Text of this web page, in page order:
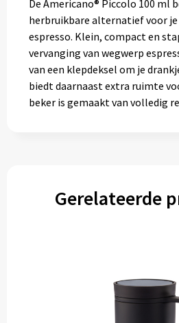
De Americano® Piccolo 100 ml
herbruikbare alternatief voor je
espresso. Klein, compact en
vervanging van wegwerp
van een klepdeksel om je
biedt daarnaast extra ruimte
beker is gemaakt van volledig
Gerelateerde